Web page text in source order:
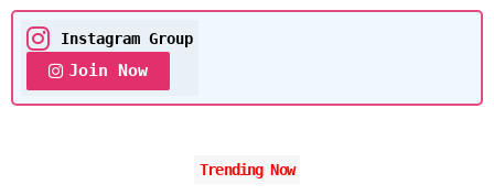
Instagram Group
Join Now
Trending Now